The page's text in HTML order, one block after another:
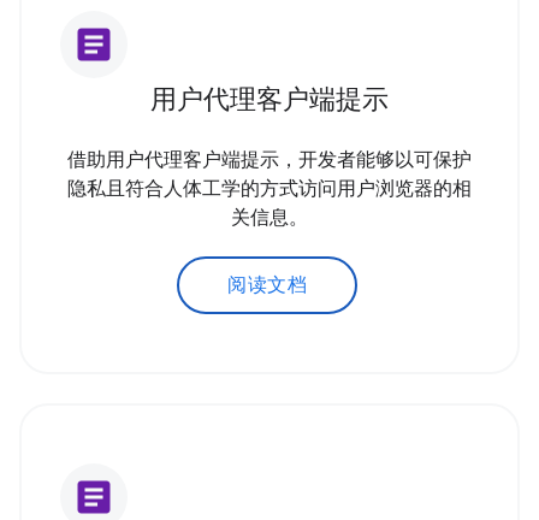
article
用户代理客户端提示
借助用户代理客户端提示，开发者能够以可保护
隐私且符合人体工学的方式访问用户浏览器的相
关信息。
阅读文档
article